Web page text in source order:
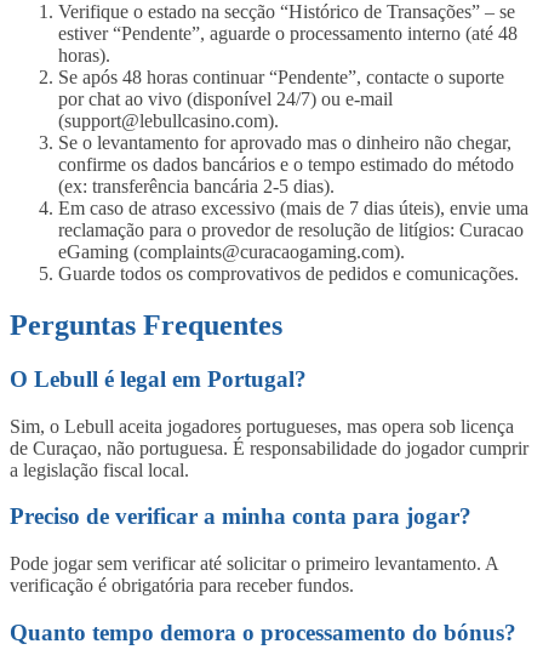
Verifique o estado na secção “Histórico de Transações” – se
estiver “Pendente”, aguarde o processamento interno (até 48
horas).
Se após 48 horas continuar “Pendente”, contacte o suporte
por chat ao vivo (disponível 24/7) ou e-mail
(support@lebullcasino.com).
Se o levantamento for aprovado mas o dinheiro não chegar,
confirme os dados bancários e o tempo estimado do método
(ex: transferência bancária 2-5 dias).
Em caso de atraso excessivo (mais de 7 dias úteis), envie uma
reclamação para o provedor de resolução de litígios: Curacao
eGaming (complaints@curacaogaming.com).
Guarde todos os comprovativos de pedidos e comunicações.
Perguntas Frequentes
O Lebull é legal em Portugal?
Sim, o Lebull aceita jogadores portugueses, mas opera sob licença
de Curaçao, não portuguesa. É responsabilidade do jogador cumprir
a legislação fiscal local.
Preciso de verificar a minha conta para jogar?
Pode jogar sem verificar até solicitar o primeiro levantamento. A
verificação é obrigatória para receber fundos.
Quanto tempo demora o processamento do bónus?